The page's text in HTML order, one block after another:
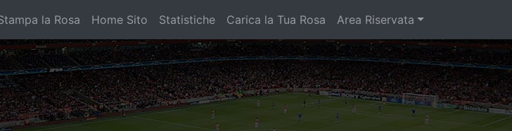
la Rosa Home Sito Statistiche Carica la Tua Rosa Area Riservata